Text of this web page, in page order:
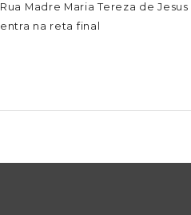
Rua Madre Maria Tereza de Jesus
entra na reta final